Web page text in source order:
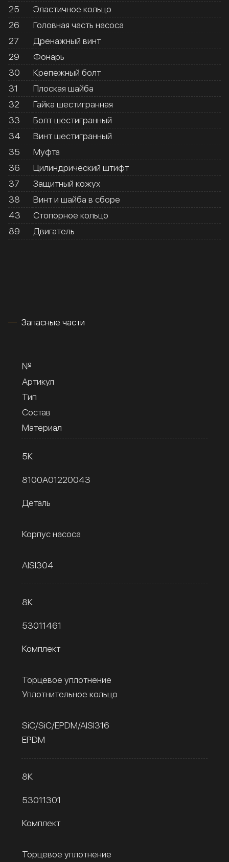
25
Эластичное кольцо
26
Головная часть насоса
27
Дренажный винт
29
Фонарь
30
Крепежный болт
31
Плоская шайба
32
Гайка шестигранная
33
Болт шестигранный
34
Винт шестигранный
35
Муфта
36
Цилиндрический штифт
37
Защитный кожух
38
Винт и шайба в сборе
43
Стопорное кольцо
89
Двигатель
Запасные части
№
Артикул
Тип
Состав
Материал
5К
8100A01220043
Деталь
Корпус насоса
AISI304
8К
53011461
Комплект
Торцевое уплотнение
Уплотнительное кольцо
SiC/SiC/EPDM/AISI316
EPDM
8К
53011301
Комплект
Торцевое уплотнение